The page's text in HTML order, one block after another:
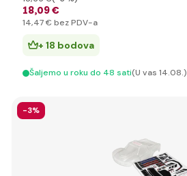
18,09 €
14,47 € bez PDV-a
+ 18 bodova
Šaljemo u roku do 48 sati(U vas 14.08.)
-3%